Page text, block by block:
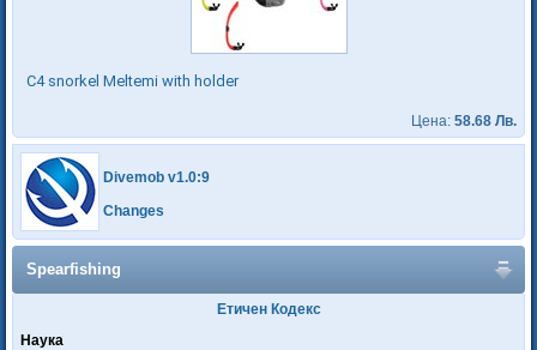
C4 snorkel Meltemi with holder
Цена: 58.68 Лв.
Divemob v1.0:9
Changes
Spearfishing
Етичен Кодекс
Наука